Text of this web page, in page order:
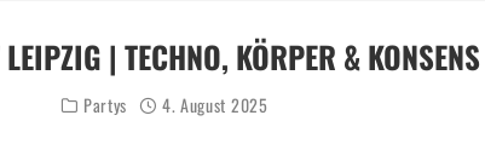
| TECHNO, KÖRPER & KONSENS
Partys 4. August 2025